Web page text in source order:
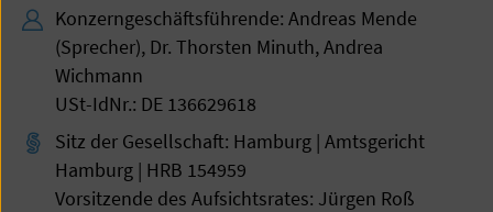
Konzerngeschäftsführende: Andreas Mende
(Sprecher), Dr. Thorsten Minuth, Andrea
Wichmann
USt-IdNr.: DE 136629618
Sitz der Gesellschaft: Hamburg | Amtsgericht
Hamburg | HRB 154959
Vorsitzende des Aufsichtsrates: Jürgen Roß